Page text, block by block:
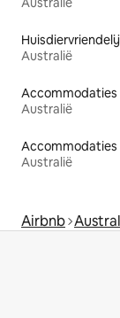
Australië
Australië
Australië
Airbnb